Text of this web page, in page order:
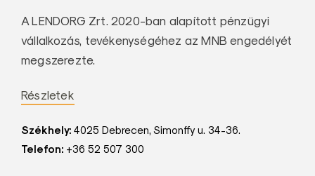
A LENDORG Zrt. 2020-ban alapított pénzügyi
vállalkozás, tevékenységéhez az MNB engedélyét
megszerezte.
Részletek
Székhely: 4025 Debrecen, Simonffy u. 34-36.
Telefon: +36 52 507 300